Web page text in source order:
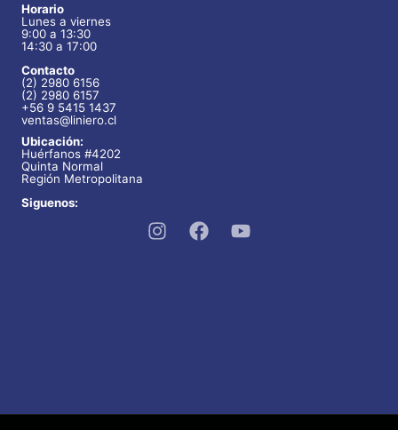
Horario
Lunes a viernes
9:00 a 13:30
14:30 a 17:00
Contacto
(2) 2980 6156
(2) 2980 6157
+56 9 5415 1437
ventas@liniero.cl
Ubicación:
Huérfanos #4202
Quinta Normal
Región Metropolitana
Siguenos: